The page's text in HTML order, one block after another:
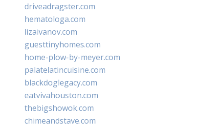
driveadragster.com
hematologa.com
lizaivanov.com
guesttinyhomes.com
home-plow-by-meyer.com
palatelatincuisine.com
blackdoglegacy.com
eatvivahouston.com
thebigshowok.com
chimeandstave.com